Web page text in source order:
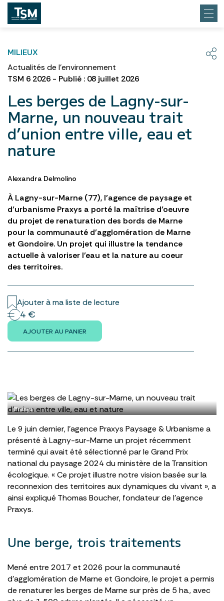
MILIEUX
Actualités de l'environnement
TSM 6 2026 - Publié : 08 juillet 2026
Les berges de Lagny-sur-
Marne, un nouveau trait
d’union entre ville, eau et
nature
Alexandra Delmolino
À Lagny-sur-Marne (77), l’agence de paysage et
d’urbanisme Praxys a porté la maîtrise d’oeuvre
du projet de renaturation des bords de Marne
pour la communauté d’agglomération de Marne
et Gondoire. Un projet qui illustre la tendance
actuelle à valoriser l’eau et la nature au coeur
des territoires.
Ajouter à ma liste de lecture
4 €
AJOUTER AU PANIER
Praxys
Le 9 juin dernier, l’agence Praxys Paysage & Urbanisme a
présenté à Lagny-sur-Marne un projet récemment
terminé qui avait été sélectionné par le Grand Prix
national du paysage 2024 du ministère de la Transition
écologique. « Ce projet illustre notre vision basée sur la
reconnexion des territoires aux dynamiques du vivant », a
ainsi expliqué Thomas Boucher, fondateur de l’agence
Praxys.
Une berge, trois traitements
Mené entre 2017 et 2026 pour la communauté
d’agglomération de Marne et Gondoire, le projet a permis
de renaturer les berges de Marne sur près de 5 ha., avec